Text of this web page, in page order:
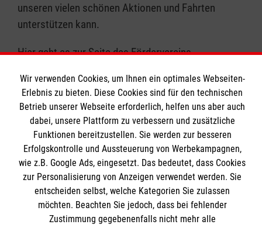
unseren vielen schönen Aktionen und Fahrten
unterstützen kann.
Hier geht es zur Seite des Fördervereins.
Das St.-Bernhard-Gymnasium
Schulprofil
Anmeldung
Wir verwenden Cookies, um Ihnen ein optimales Webseiten-
Erlebnis zu bieten. Diese Cookies sind für den technischen
Betrieb unserer Webseite erforderlich, helfen uns aber auch
dabei, unsere Plattform zu verbessern und zusätzliche
Funktionen bereitzustellen. Sie werden zur besseren
Erfolgskontrolle und Aussteuerung von Werbekampagnen,
wie z.B. Google Ads, eingesetzt. Das bedeutet, dass Cookies
zur Personalisierung von Anzeigen verwendet werden. Sie
entscheiden selbst, welche Kategorien Sie zulassen
möchten. Beachten Sie jedoch, dass bei fehlender
Zustimmung gegebenenfalls nicht mehr alle